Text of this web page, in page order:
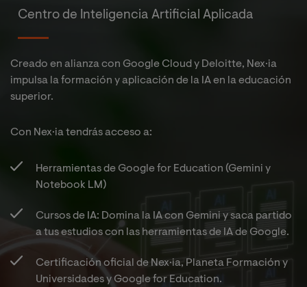
Centro de Inteligencia Artificial Aplicada
Creado en alianza con Google Cloud y Deloitte, Nex·ia
impulsa la formación y aplicación de la IA en la educación
superior.
Con Nex·ia tendrás acceso a:​
Herramientas de Google for Education (Gemini y
Notebook LM)​
Cursos de IA: Domina la IA con Gemini y saca partido
a tus estudios con las herramientas de IA de Google.​
Certificación oficial de Nex·ia, Planeta Formación y
Universidades y Google for Education.​